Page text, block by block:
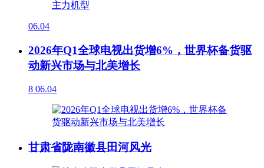
06.04
2026年Q1全球电视出货增6%，世界杯备货驱
动新兴市场与北美增长
8 06.04
甘肃省陇南徽县田河风光